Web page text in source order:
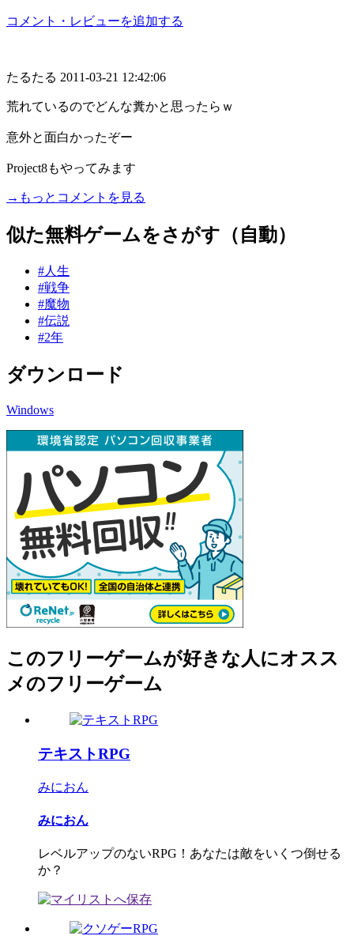
コメント・レビューを追加する
たるたる 2011-03-21 12:42:06
荒れているのでどんな糞かと思ったらｗ
意外と面白かったぞー
Project8もやってみます
→もっとコメントを見る
似た無料ゲームをさがす（自動）
#人生
#戦争
#魔物
#伝説
#2年
ダウンロード
Windows
このフリーゲームが好きな人にオスス
メのフリーゲーム
テキストRPG
みにおん
みにおん
レベルアップのないRPG！あなたは敵をいくつ倒せる
か？